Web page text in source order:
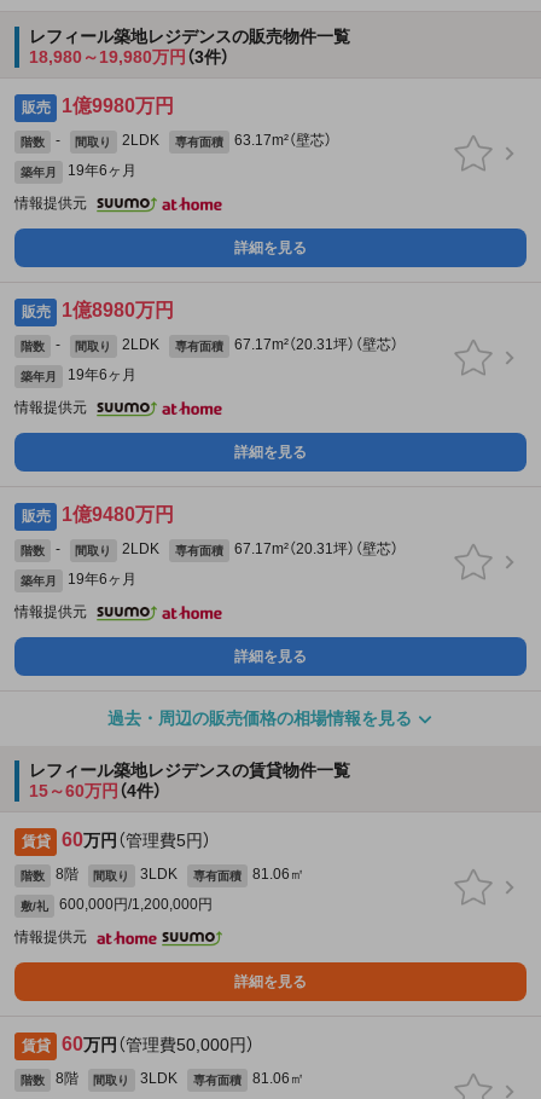
レフィール築地レジデンスの販売物件一覧
18,980～19,980万円 （3件）
販売 1億9980万円
階数 - 間取り 2LDK 専有面積 63.17m²（壁芯）
築年月
19年6ヶ月
情報提供元
詳細を見る
販売 1億8980万円
階数 - 間取り 2LDK 専有面積 67.17m²（20.31坪）（壁芯）
築年月
19年6ヶ月
情報提供元
詳細を見る
販売 1億9480万円
階数 - 間取り 2LDK 専有面積 67.17m²（20.31坪）（壁芯）
築年月
19年6ヶ月
情報提供元
詳細を見る
過去・周辺の販売価格の相場情報を見る
レフィール築地レジデンスの賃貸物件一覧
15～60万円 （4件）
賃貸 60万円 （管理費5円）
階数 8階 間取り 3LDK 専有面積 81.06㎡
敷/礼
600,000円/1,200,000円
情報提供元
詳細を見る
賃貸 60万円 （管理費50,000円）
階数 8階 間取り 3LDK 専有面積 81.06㎡